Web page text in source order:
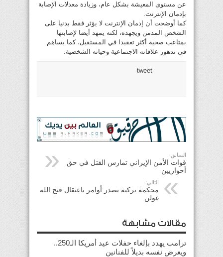
عن مستوى المعيشة بشكل عام، وزيادة معدلات الإصابة
بإدمان الإنترنت.
كما أوضحت أن إدمان الإنترنت لا يؤثر فقط بدنيا على
الشخص المدمن ويجهده، لكنه يمهد أيضا لإصابتها
بمتاعب صحية أكثر تعقيدا في المستقبل، كما يساهم
في تدهور علاقاته الاجتماعية وحياته الشخصية.
tweet
السابق:
قوات الأمن الإيراني تمارس القتل في حق
أحوازيين
التالي:
محكمة تركية تصدر أوامر باعتقال فتح الله
غولن
مقالات مشابهة
ترامب يهدد بإلغاء حفلات عيد أمريكا الـ250..
ويعرض نفسه بديلاً للفنانين